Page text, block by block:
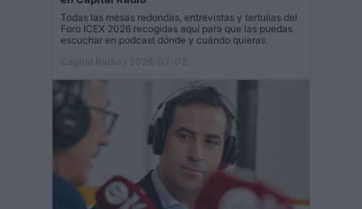
Todas las mesas redondas, entrevistas y tertulias del
Foro ICEX 2026 recogidas aquí para que las puedas
escuchar en podcast dónde y cuándo quieras.
Capital Radio
/ 2026-07-02